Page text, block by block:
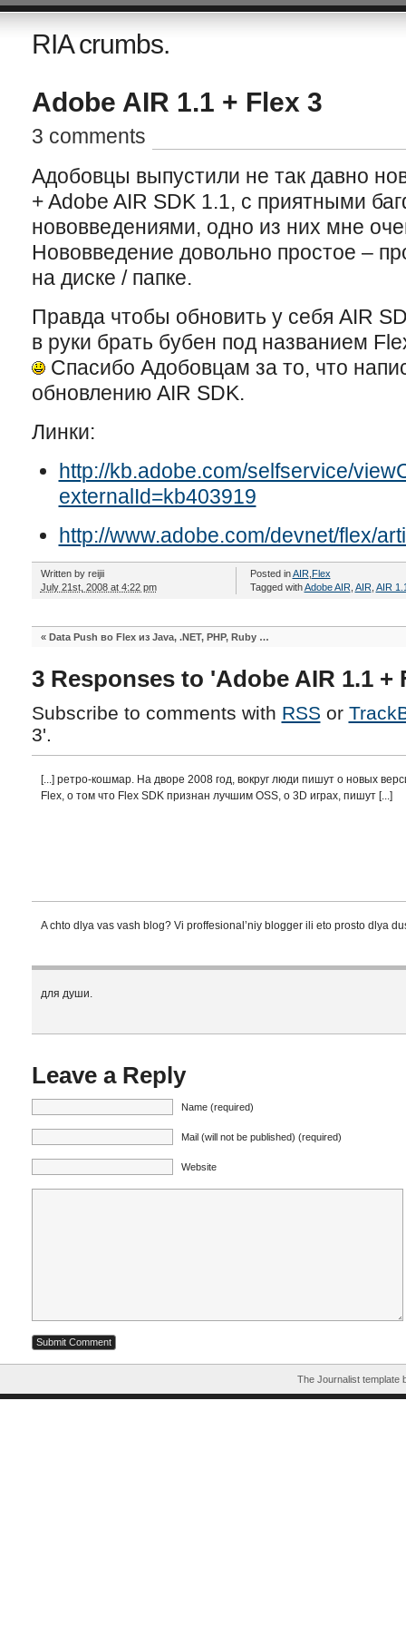
RIA crumbs.
Adobe AIR 1.1 + Flex 3
3 comments
Адобовцы выпустили не так давно
+ Adobe AIR SDK 1.1, с приятными
нововведениями, одно из них мне
Нововведение довольно простое –
на диске / папке.
Правда чтобы обновить у себя AIR
в руки брать бубен под названием
Спасибо Адобовцам за то, что
обновлению AIR SDK.
Линки:
http://kb.adobe.com/selfservice/
externalId=kb403919
http://www.adobe.com/devnet/flex/
Written by reijii
July 21st, 2008 at 4:22 pm
Posted inAIR Flex
Tagged withAdobe AIR AIR AIR
« Data Push во Flex из Java, .NET, PHP, Ruby …
3 Responses to 'Adobe AIR 1.1 +
Subscribe to comments with RSS or
3'.
[...] ретро-кошмар. На дворе 2008 год, вокруг люди пишут о новых
Flex, о том что Flex SDK признан лучшим OSS, о 3D играх, пишут [...]
A chto dlya vas vash blog? Vi proffesional’niy blogger ili eto prosto dlya
для души.
Leave a Reply
Name (required)
Mail (will not be published) (required)
Website
The Journalist template